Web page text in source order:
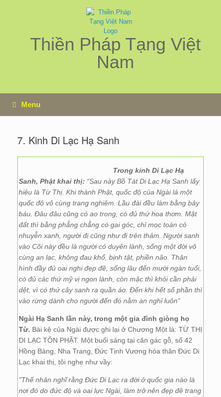
Thiền Pháp Tạng Việt
Nam
Menu
7. Kinh Di Lạc Hạ Sanh
Trong kinh Di Lạc Hạ
Sanh, Phật khai thị: “Sau này Bồ Tát Di Lạc Hạ Sanh lấy
hiệu là Từ Thị. Khi thành Phật, quốc độ của Ngài là một
quốc độ vô cùng trang nghiêm. Lầu đài đều làm bằng bảy
báu. Đâu đâu cũng có ao trong, có đủ thứ hoa thơm. Mặt
đất thì bằng phẳng chẳng có gai góc, chỉ mọc toàn cỏ
nhuyễn xanh, người đi cũng như đi trên thảm. Người sanh
vào Cõi này đều là người có duyên lành, sống một đời vô
cùng an lạc, không đau khổ, bịnh tật, phiền não. Thân
hình đầy đủ oai nghi đẹp đẽ, sống lâu đến mười ngàn tuổi,
có đủ các thứ mỹ vị ngon lành, còn mặc thì khỏi cần phải
dệt, vì có thứ cây sanh ra quần áo. Đến khi hết số phần thì
vào rừng dành cho người đến đó nằm an nghỉ luôn”
Ngài Hạ Sanh lần này, trong một gia đình giòng họ
Từ. Bài kệ của Ngài được ghi lại ở Chương Một là: TỪ THỊ
DI LẠC TÔN PHẬT. Một buổi sáng tại căn gác gỗ, số 42
Hồng Bàng, Nha Trang, Đức Tịnh Vương hóa thân Đức Di
Lạc khai thị, tôi nghe như vầy:
"Thế nhân nghĩ rằng Đức Di Lạc ra đời ở quốc gia nào là
nơi đó do đức độ và oai lực Ngài, làm trở nên đẹp đẽ trang